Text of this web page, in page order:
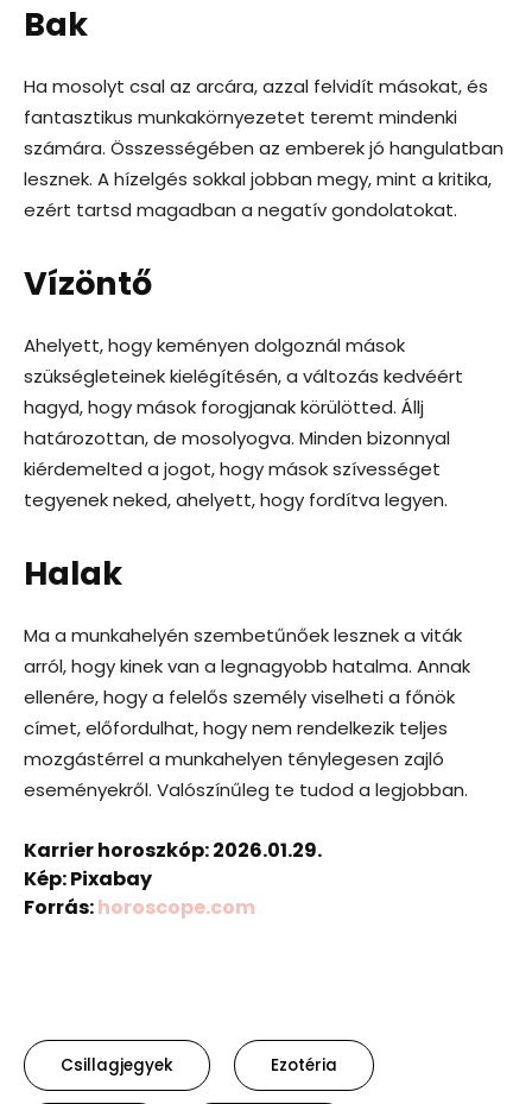
Bak
Ha mosolyt csal az arcára, azzal felvidít másokat, és
fantasztikus munkakörnyezetet teremt mindenki
számára. Összességében az emberek jó hangulatban
lesznek. A hízelgés sokkal jobban megy, mint a kritika,
ezért tartsd magadban a negatív gondolatokat.
Vízöntő
Ahelyett, hogy keményen dolgoznál mások
szükségleteinek kielégítésén, a változás kedvéért
hagyd, hogy mások forogjanak körülötted. Állj
határozottan, de mosolyogva. Minden bizonnyal
kiérdemelted a jogot, hogy mások szívességet
tegyenek neked, ahelyett, hogy fordítva legyen.
Halak
Ma a munkahelyén szembetűnőek lesznek a viták
arról, hogy kinek van a legnagyobb hatalma. Annak
ellenére, hogy a felelős személy viselheti a főnök
címet, előfordulhat, hogy nem rendelkezik teljes
mozgástérrel a munkahelyen ténylegesen zajló
eseményekről. Valószínűleg te tudod a legjobban.
Karrier horoszkóp: 2026.01.29.
Kép: Pixabay
Forrás:horoscope.com
Csillagjegyek Ezotéria